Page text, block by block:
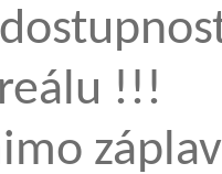
!!!